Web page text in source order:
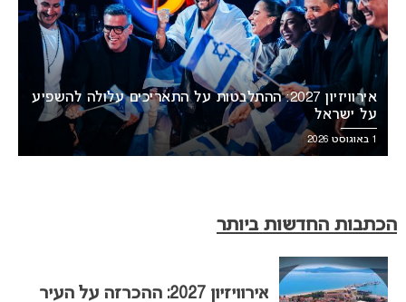
אירוויזיון 2027: ההתלבטות על התאריכים עלולה להשפיע
על ישראל
1 באוגוסט 2026
הכתבות החדשות ביותר
אירוויזיון 2027: ההכרזה על העיר